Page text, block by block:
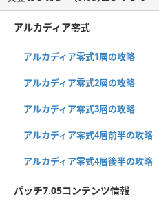
アルカディア零式
アルカディア零式1層の攻略
アルカディア零式2層の攻略
アルカディア零式3層の攻略
アルカディア零式4層前半の攻略
アルカディア零式4層後半の攻略
パッチ7.05コンテンツ情報